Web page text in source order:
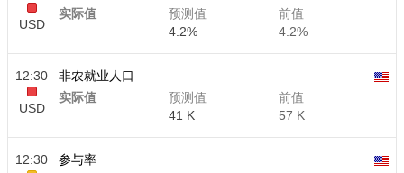
USD
实际值
预测值
4.2%
前值
4.2%
12:30
USD
非农就业人口
实际值
预测值
41 K
前值
57 K
12:30
参与率